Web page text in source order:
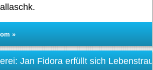
»
Jan Fidora erfüllt sich